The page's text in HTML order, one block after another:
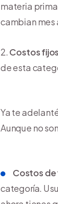
materia
cambian mes
Costos fijos
de esta
Ya te
Aunque no
Costos de
categoría.